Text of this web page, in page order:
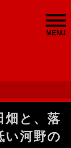
MENU
畑と、落
い河野の